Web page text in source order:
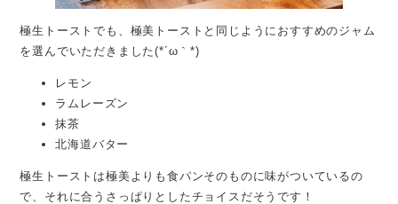
極生トーストでも、極美トーストと同じようにおすすめのジャム
を選んでいただきました(*´ω｀*)
レモン
ラムレーズン
抹茶
北海道バター
極生トーストは極美よりも食パンそのものに味がついているの
で、それに合うさっぱりとしたチョイスだそうです！